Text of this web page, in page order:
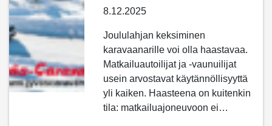
8.12.2025
Joululahjan keksiminen
karavaanarille voi olla haastavaa.
Matkailuautoilijat ja -vaunuilijat
usein arvostavat käytännöllisyyttä
yli kaiken. Haasteena on kuitenkin
tila: matkailuajoneuvoon ei…